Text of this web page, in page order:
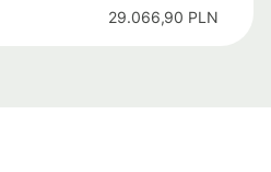
29.066,90 PLN